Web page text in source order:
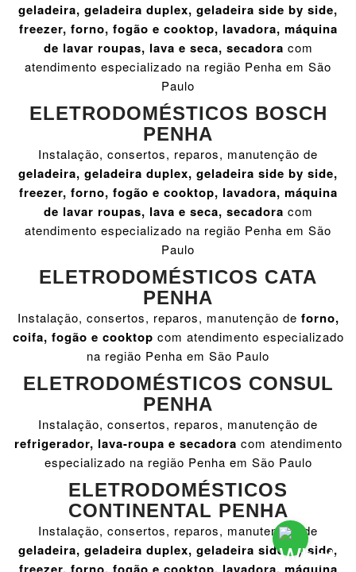
geladeira, geladeira duplex, geladeira side by side,
freezer, forno, fogão e cooktop, lavadora, máquina
de lavar roupas, lava e seca, secadora com
atendimento especializado na região Penha em São
Paulo
ELETRODOMÉSTICOS BOSCH
PENHA
Instalação, consertos, reparos, manutenção de
geladeira, geladeira duplex, geladeira side by side,
freezer, forno, fogão e cooktop, lavadora, máquina
de lavar roupas, lava e seca, secadora com
atendimento especializado na região Penha em São
Paulo
ELETRODOMÉSTICOS CATA
PENHA
Instalação, consertos, reparos, manutenção de forno,
coifa, fogão e cooktop com atendimento especializado
na região Penha em São Paulo
ELETRODOMÉSTICOS CONSUL
PENHA
Instalação, consertos, reparos, manutenção de
refrigerador, lava-roupa e secadora com atendimento
especializado na região Penha em São Paulo
ELETRODOMÉSTICOS
CONTINENTAL PENHA
Instalação, consertos, reparos, manutenção de
geladeira, geladeira duplex, geladeira side by side,